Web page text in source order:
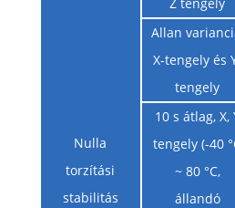
Nulla
torzítási
stabilitás
Allan
X-tengely és
tengely
10 s átlag, X,
tengely (-40
~ 80 °C,
állandó